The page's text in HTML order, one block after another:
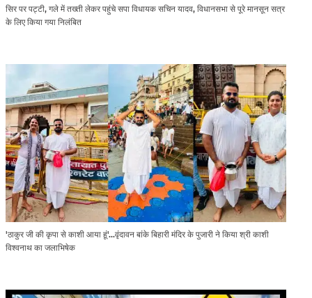
सिर पर पट्टी, गले में तख्ती लेकर पहुंचे सपा विधायक सचिन यादव, विधानसभा से पूरे मानसून सत्र
के लिए किया गया निलंबित
'ठाकुर जी की कृपा से काशी आया हूं'...वृंदावन बांके बिहारी मंदिर के पुजारी ने किया श्री काशी
विश्वनाथ का जलाभिषेक